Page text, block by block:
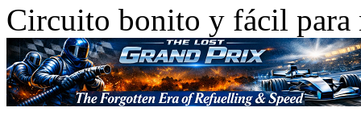
Circuito bonito y fácil para